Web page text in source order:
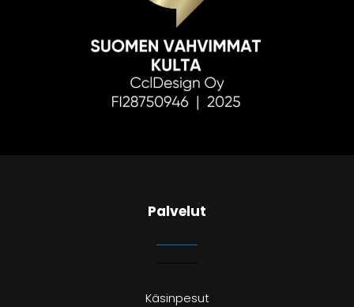
Palvelut
Käsinpesut